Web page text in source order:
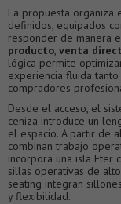
La propuesta organiza
definidos, equipados
responder de manera
producto, venta
lógica permite
experiencia fluida
compradores
Desde el acceso, el
ceniza introduce un
el espacio. A partir de
combinan trabajo
incorpora una isla Eter
sillas operativas de
seating integran
y flexibilidad.